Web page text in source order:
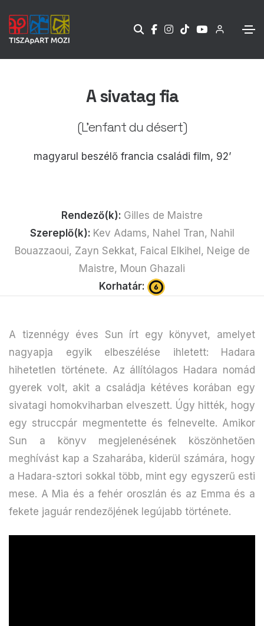
A sivatag fia
(L'enfant du désert)
magyarul beszélő francia családi film, 92’
Rendező(k): Gilles de Maistre
Szereplő(k): Kev Adams, Nahel Tran, Nahil
Bouazzaoui, Zayn Sekkat, Faical Elkihel, Neige de
Maistre, Moun Ghazali
Korhatár:
A tizennégy éves Sun írt egy könyvet, amelyet
nagyapja egyik elbeszélése ihletett: Hadara
hihetetlen története. Az állítólagos Hadara nomád
gyerek volt, akit a családja kétéves korában egy
sivatagi homokviharban elveszett. Úgy hitték, hogy
egy struccpár megmentette és felnevelte. Amikor
Sun a könyv megjelenésének köszönhetően
meghívást kap a Szaharába, kiderül számára, hogy
a Hadara-sztori sokkal több, mint egy egyszerű esti
mese. A Mia és a fehér oroszlán és az Emma és a
fekete jaguár rendezőjének legújabb története.